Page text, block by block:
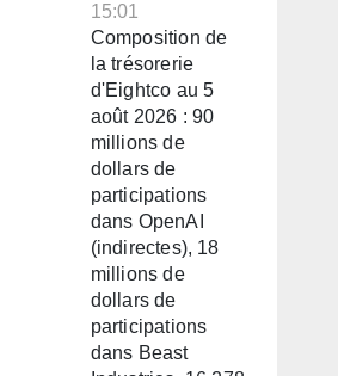
15:01
Composition de
la trésorerie
d'Eightco au 5
août 2026 : 90
millions de
dollars de
participations
dans OpenAI
(indirectes), 18
millions de
dollars de
participations
dans Beast